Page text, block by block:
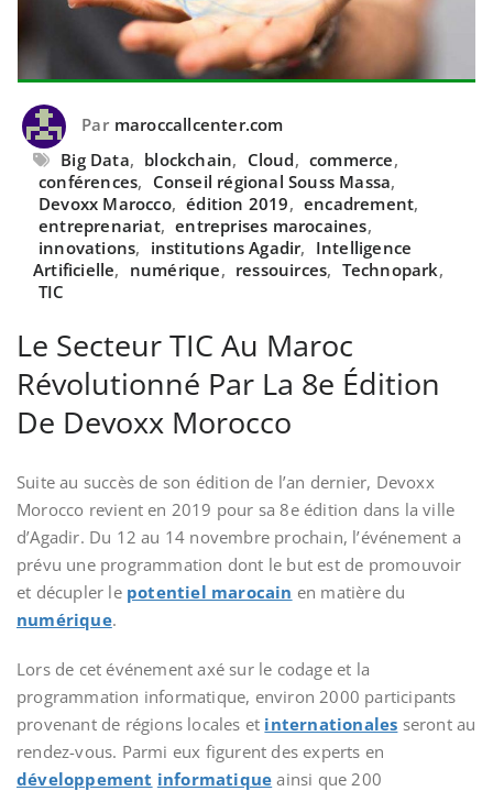
Par maroccallcenter.com
Big Data, blockchain, Cloud, commerce,
conférences, Conseil régional Souss Massa,
Devoxx Marocco, édition 2019, encadrement,
entreprenariat, entreprises marocaines,
innovations, institutions Agadir, Intelligence
Artificielle, numérique, ressouirces, Technopark,
TIC
Le Secteur TIC Au Maroc
Révolutionné Par La 8e Édition
De Devoxx Morocco
Suite au succès de son édition de l’an dernier, Devoxx
Morocco revient en 2019 pour sa 8e édition dans la ville
d’Agadir. Du 12 au 14 novembre prochain, l’événement a
prévu une programmation dont le but est de promouvoir
et décupler le potentiel marocain en matière du
numérique.
Lors de cet événement axé sur le codage et la
programmation informatique, environ 2000 participants
provenant de régions locales et internationales seront au
rendez-vous. Parmi eux figurent des experts en
développement informatique ainsi que 200